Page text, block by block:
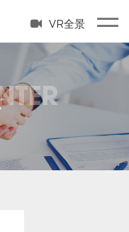
VR全景